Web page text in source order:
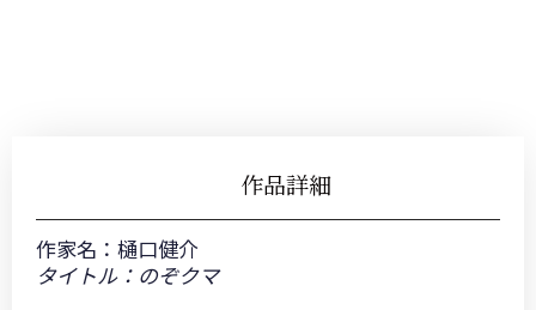
作品詳細
作家名： 樋口健介
タイトル：のぞクマ